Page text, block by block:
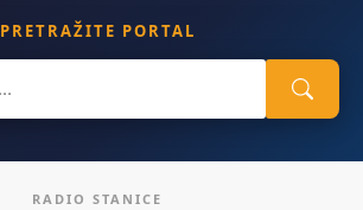
PRETRAŽITE PORTAL
RADIO STANICE